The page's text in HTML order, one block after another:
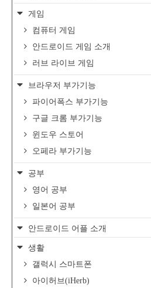
게임
컴퓨터 게임
안드로이드 게임 소개
러브 라이브 게임
브라우저 부가기능
파이어폭스 부가기능
구글 크롬 부가기능
윈도우 스토어
오페라 부가기능
공부
영어 공부
일본어 공부
안드로이드 어플 소개
생활
갤럭시 스마트폰
아이허브(iHerb)